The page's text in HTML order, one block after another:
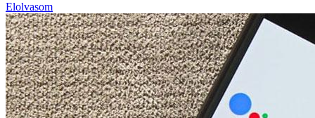
Elolvasom